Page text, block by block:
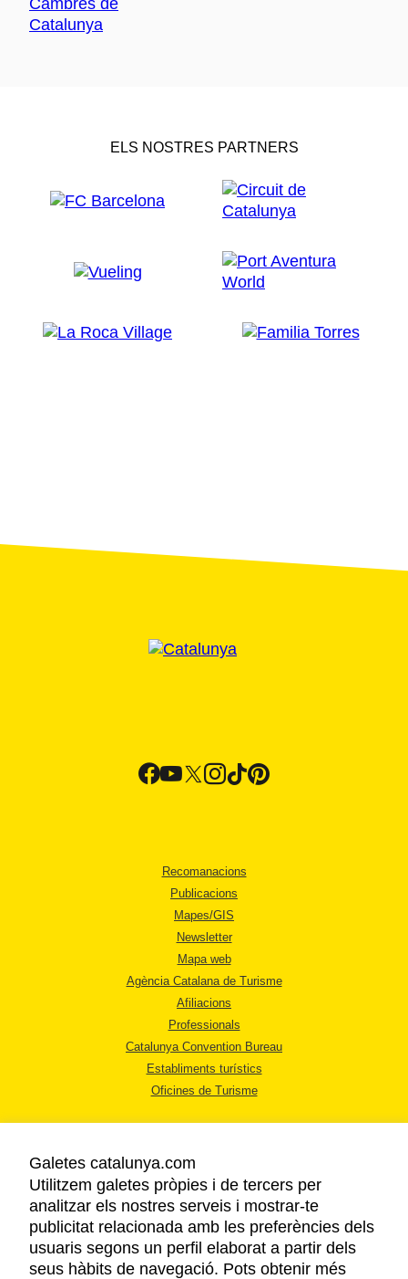
ELS NOSTRES PARTNERS
Recomanacions
Publicacions
Mapes/GIS
Newsletter
Mapa web
Agència Catalana de Turisme
Afiliacions
Professionals
Catalunya Convention Bureau
Establiments turístics
Oficines de Turisme
AVÍS LEGAL
POLÍTICA DE PRIVACITAT
COOKIES
Galetes catalunya.com
Utilitzem galetes pròpies i de tercers per
analitzar els nostres serveis i mostrar-te
publicitat relacionada amb les preferències dels
usuaris segons un perfil elaborat a partir dels
seus hàbits de navegació. Pots obtenir més